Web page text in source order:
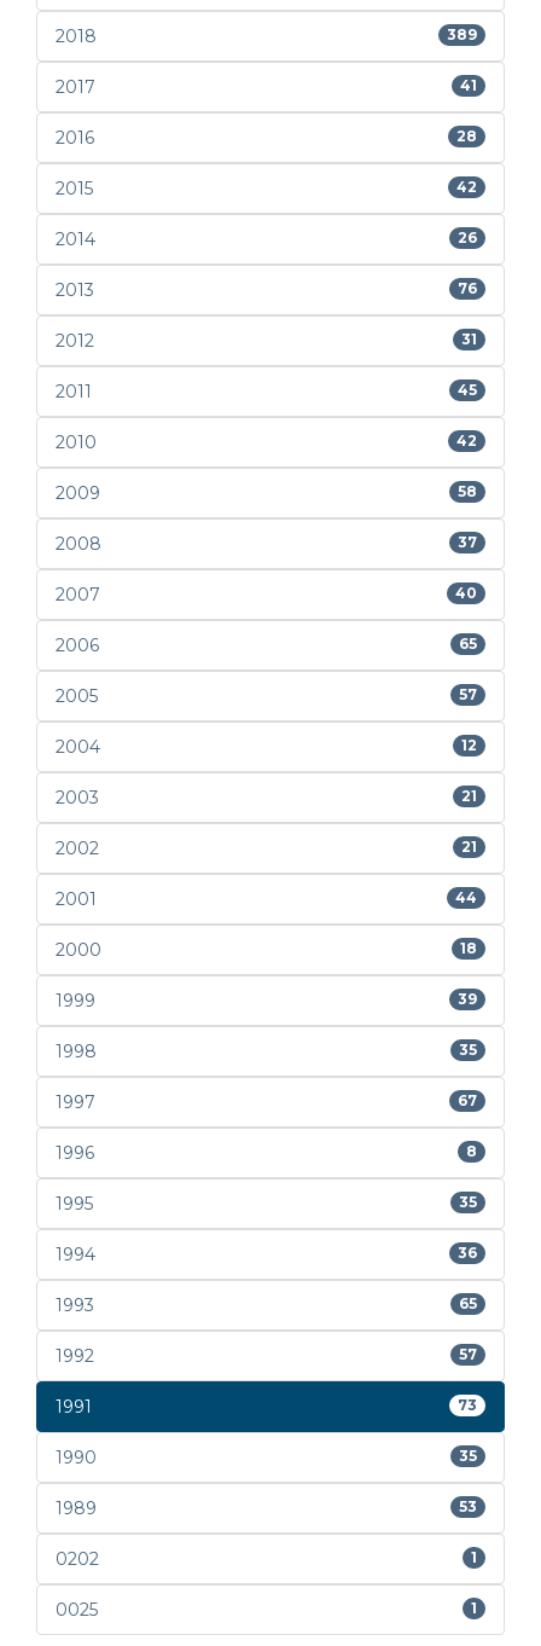
2018 389
2017 41
2016 28
2015 42
2014 26
2013 76
2012 31
2011 45
2010 42
2009 58
2008 37
2007 40
2006 65
2005 57
2004 12
2003 21
2002 21
2001 44
2000 18
1999 39
1998 35
1997 67
1996 8
1995 35
1994 36
1993 65
1992 57
1991 73
1990 35
1989 53
0202 1
0025 1